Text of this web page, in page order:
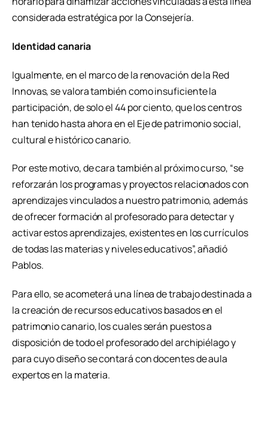
considerada estratégica por la Consejería.
Identidad canaria
Igualmente, en el marco de la renovación de la Red
Innovas, se valora también como insuficiente la
participación, de solo el 44 por ciento, que los centros
han tenido hasta ahora en el Eje de patrimonio social,
cultural e histórico canario.
Por este motivo, de cara también al próximo curso, “se
reforzarán los programas y proyectos relacionados con
aprendizajes vinculados a nuestro patrimonio, además
de ofrecer formación al profesorado para detectar y
activar estos aprendizajes, existentes en los currículos
de todas las materias y niveles educativos”, añadió
Pablos.
Para ello, se acometerá una línea de trabajo destinada a
la creación de recursos educativos basados en el
patrimonio canario, los cuales serán puestos a
disposición de todo el profesorado del archipiélago y
para cuyo diseño se contará con docentes de aula
expertos en la materia.